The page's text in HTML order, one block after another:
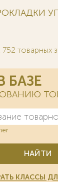
752 товарных
БАЗЕ
НАЙТИ
КЛАССЫ